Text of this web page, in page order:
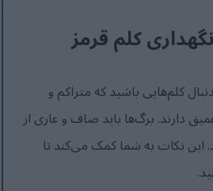
کلم قرمز
کلم‌هایی باشید که متراکم و
دارند. برگ‌ها باید صاف و عاری از
این نکات به شما کمک می‌کند تا